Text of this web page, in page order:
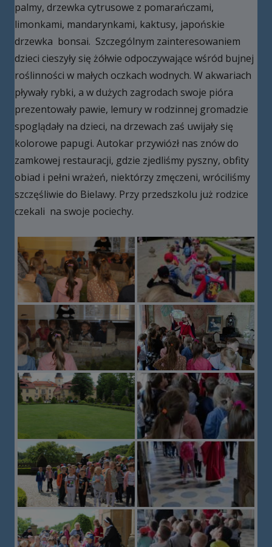
palmy, drzewka cytrusowe z pomarańczami,
limonkami, mandarynkami, kaktusy, japońskie
drzewka bonsai. Szczególnym zainteresowaniem
dzieci cieszyły się żółwie odpoczywające wśród bujnej
roślinności w małych oczkach wodnych. W akwariach
pływały rybki, a w dużych zagrodach swoje pióra
prezentowały pawie, lemury w rodzinnej gromadzie
spoglądały na dzieci, na drzewach zaś uwijały się
kolorowe papugi. Autokar przywiózł nas znów do
zamkowej restauracji, gdzie zjedliśmy pyszny, obfity
obiad i pełni wrażeń, niektórzy zmęczeni, wróciliśmy
szczęśliwie do Bielawy. Przy przedszkolu już rodzice
czekali na swoje pociechy.